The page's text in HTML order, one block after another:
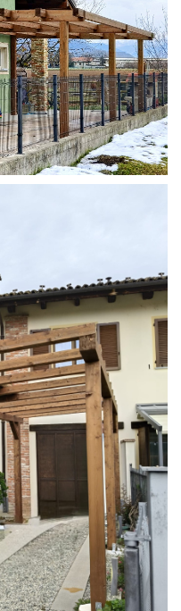
SU MISURA